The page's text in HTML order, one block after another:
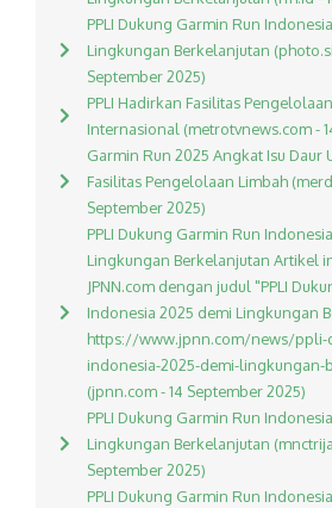
PPLI Dukung Garmin Run
Lingkungan Berkelanjutan
September 2025)
PPLI Hadirkan Fasilitas
Internasional (metrotvnews.com -
Garmin Run 2025 Angkat Isu Daur
Fasilitas Pengelolaan Limbah
September 2025)
PPLI Dukung Garmin Run
Lingkungan Berkelanjutan Artikel
JPNN.com dengan judul "PPLI
Indonesia 2025 demi Lingkungan
https://www.jpnn.com/news/ppli-
indonesia-2025-demi-lingkungan-
(jpnn.com - 14 September 2025)
PPLI Dukung Garmin Run
Lingkungan Berkelanjutan
September 2025)
PPLI Dukung Garmin Run